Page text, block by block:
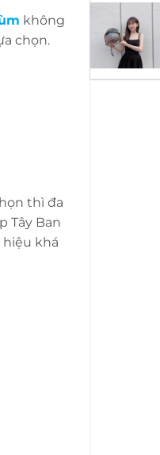
không
chọn.
thì đa
Tây Ban
hiệu khá